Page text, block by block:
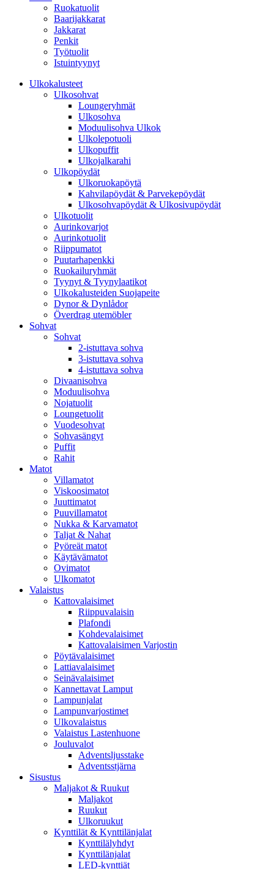
Ruokatuolit
Baarijakkarat
Jakkarat
Penkit
Työtuolit
Istuintyynyt
Ulkokalusteet
Ulkosohvat
Loungeryhmät
Ulkosohva
Moduulisohva Ulkok
Ulkolepotuoli
Ulkopuffit
Ulkojalkarahi
Ulkopöydät
Ulkoruokapöytä
Kahvilapöydät & Parvekepöydät
Ulkosohvapöydät & Ulkosivupöydät
Ulkotuolit
Aurinkovarjot
Aurinkotuolit
Riippumatot
Puutarhapenkki
Ruokailuryhmät
Tyynyt & Tyynylaatikot
Ulkokalusteiden Suojapeite
Dynor & Dynlådor
Överdrag utemöbler
Sohvat
Sohvat
2-istuttava sohva
3-istuttava sohva
4-istuttava sohva
Divaanisohva
Moduulisohva
Nojatuolit
Loungetuolit
Vuodesohvat
Sohvasängyt
Puffit
Rahit
Matot
Villamatot
Viskoosimatot
Juuttimatot
Puuvillamatot
Nukka & Karvamatot
Taljat & Nahat
Pyöreät matot
Käytävämatot
Ovimatot
Ulkomatot
Valaistus
Kattovalaisimet
Riippuvalaisin
Plafondi
Kohdevalaisimet
Kattovalaisimen Varjostin
Pöytävalaisimet
Lattiavalaisimet
Seinävalaisimet
Kannettavat Lamput
Lampunjalat
Lampunvarjostimet
Ulkovalaistus
Valaistus Lastenhuone
Jouluvalot
Adventsljusstake
Adventsstjärna
Sisustus
Maljakot & Ruukut
Maljakot
Ruukut
Ulkoruukut
Kynttilät & Kynttilänjalat
Kynttilälyhdyt
Kynttilänjalat
LED-kynttiät